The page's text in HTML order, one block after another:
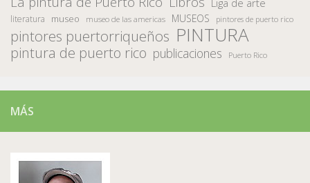
literatura museo museo de las americas MUSEOS pintores de puerto rico
pintores puertorriqueños PINTURA
pintura de puerto rico publicaciones Puerto Rico
MÁS